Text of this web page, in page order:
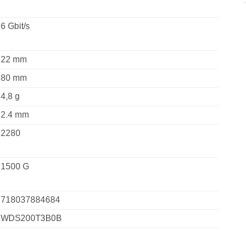
6 Gbit/s
22 mm
80 mm
4,8 g
2.4 mm
2280
1500 G
718037884684
WDS200T3B0B